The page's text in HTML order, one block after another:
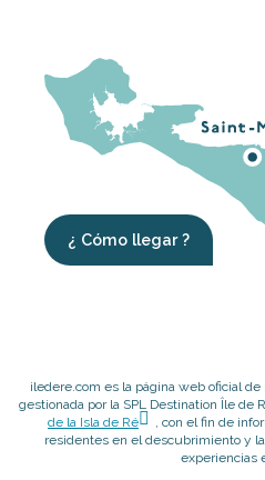
¿ Cómo llegar ?
iledere.com es la página web oficial de
gestionada por la SPL Destination Île de
de la Isla de Ré
, con el fin de
residentes en el descubrimiento y
experiencias